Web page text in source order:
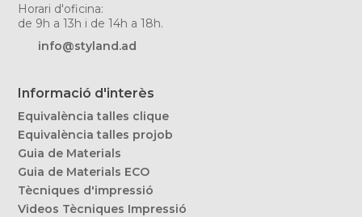
Horari d'oficina:
de 9h a 13h i de 14h a 18h.
info@styland.ad
Informació d'interès
Equivalència talles clique
Equivalència talles projob
Guia de Materials
Guia de Materials ECO
Tècniques d'impressió
Videos Tècniques Impressió